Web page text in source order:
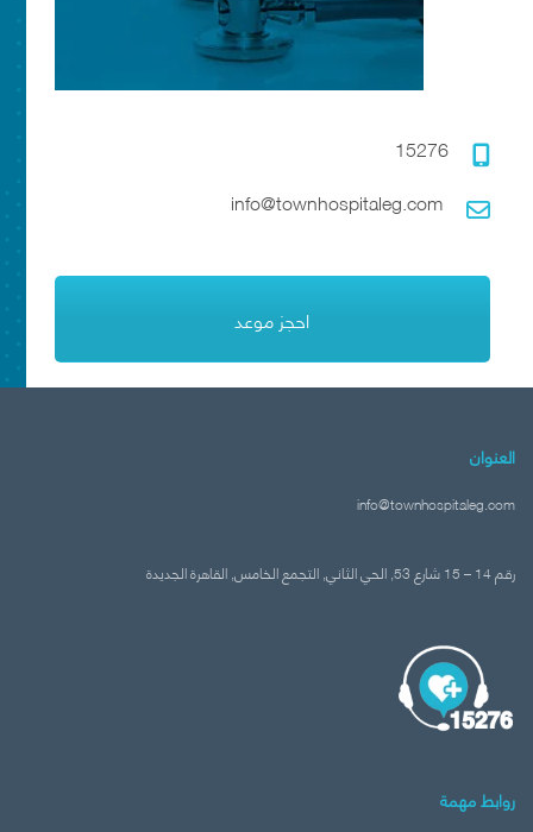
15276
info@townhospitaleg.com
احجز موعد
العنوان
info@townhospitaleg.com
رقم 14 – 15 شارع 53, الحي الثاني, التجمع الخامس, القاهرة الجديدة‬
روابط مهمة